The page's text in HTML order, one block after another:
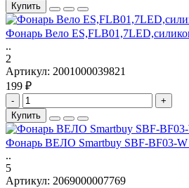
Купить
Фонарь Вело
..
2
Артикул: 2001000039821
199 ₽
-
+
Купить
Фонарь ВЕЛО Smartbuy SBF-BF03-
..
5
Артикул: 2069000007769